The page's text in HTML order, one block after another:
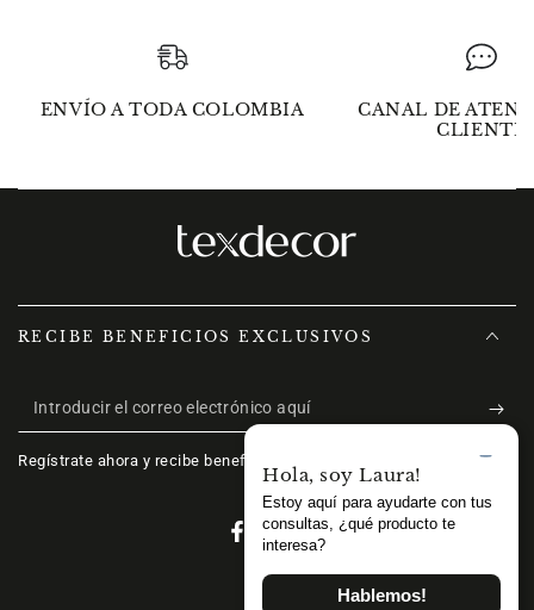
ENVÍO A TODA COLOMBIA
CANAL DE
CLIENTE
RECIBE BENEFICIOS EXCLUSIVOS
Introducir
el
correo
Regístrate ahora y recibe beneficios exclusivos.
FacebookInstagram